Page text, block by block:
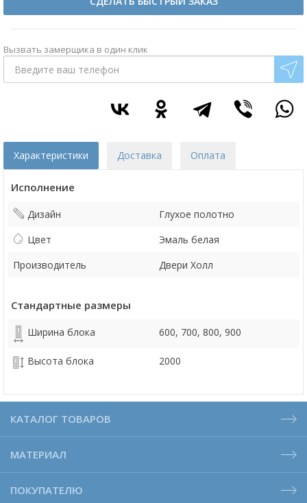
Вызвать замерщика в один клик
Характеристики Доставка Оплата
Исполнение
Дизайн
Глухое полотно
Цвет
Эмаль белая
Производитель
Двери Холл
Стандартные размеры
Ширина блока 600, 700, 800, 900
Высота блока 2000
КАТАЛОГ ТОВАРОВ
МАТЕРИАЛ
ПОКУПАТЕЛЮ